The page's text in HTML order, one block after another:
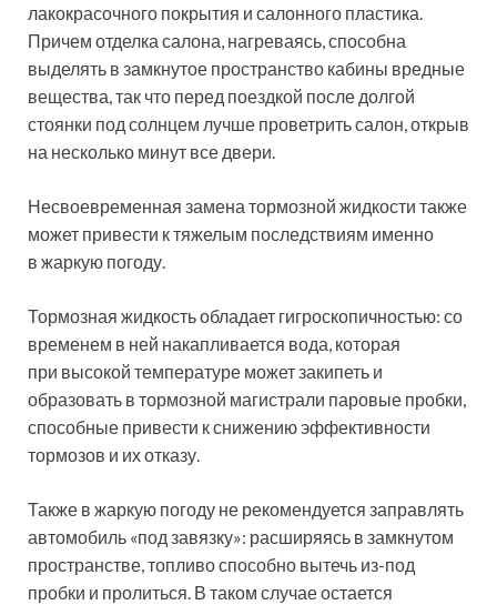
лакокрасочного покрытия и салонного пластика.
Причем отделка салона, нагреваясь, способна
выделять в замкнутое пространство кабины вредные
вещества, так что перед поездкой после долгой
стоянки под солнцем лучше проветрить салон, открыв
на несколько минут все двери.
Несвоевременная замена тормозной жидкости также
может привести к тяжелым последствиям именно
в жаркую погоду.
Тормозная жидкость обладает гигроскопичностью: со
временем в ней накапливается вода, которая
при высокой температуре может закипеть и
образовать в тормозной магистрали паровые пробки,
способные привести к снижению эффективности
тормозов и их отказу.
Также в жаркую погоду не рекомендуется заправлять
автомобиль «под завязку»: расширяясь в замкнутом
пространстве, топливо способно вытечь из-под
пробки и пролиться. В таком случае остается